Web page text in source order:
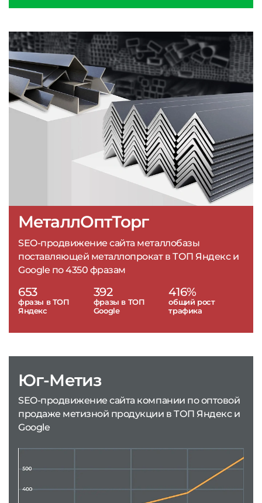
МеталлОптТорг
SEO-продвижение сайта металлобазы
поставляющей металлопрокат в ТОП Яндекс и
Google по 4350 фразам
653
фразы в ТОП
Яндекс
392
фразы в ТОП
Google
416%
общий рост
трафика
Юг-Метиз
SEO-продвижение сайта компании по оптовой
продаже метизной продукции в ТОП Яндекс и
Google